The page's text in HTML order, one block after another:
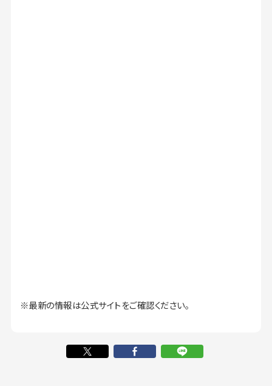
※最新の情報は公式サイトをご確認ください。